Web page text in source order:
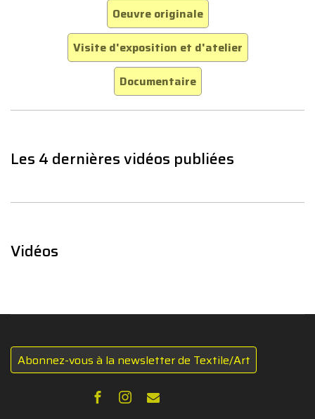
Oeuvre originale
Visite d'exposition et d'atelier
Documentaire
Les 4 dernières vidéos publiées
Vidéos
Abonnez-vous à la newsletter de Textile/Art